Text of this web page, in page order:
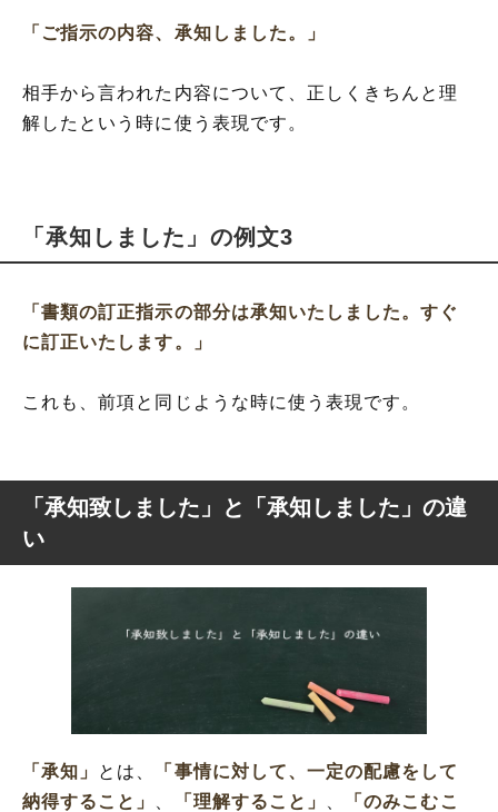
「ご指示の内容、承知しました。」
相手から言われた内容について、正しくきちんと理
解したという時に使う表現です。
「承知しました」の例文3
「書類の訂正指示の部分は承知いたしました。すぐ
に訂正いたします。」
これも、前項と同じような時に使う表現です。
「承知致しました」と「承知しました」の違
い
「承知」 とは、
「事情に対して、一定の配慮をして
納得すること」
「理解すること」
「のみこむこ